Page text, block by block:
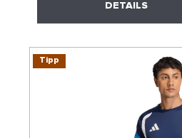
DETAILS
Tipp